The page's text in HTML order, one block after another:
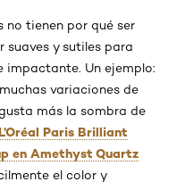
no tienen por qué ser
suaves y sutiles para
impactante. Un ejemplo:
variaciones de
más la sombra de
Paris Brilliant
en Amethyst Quartz
el color y